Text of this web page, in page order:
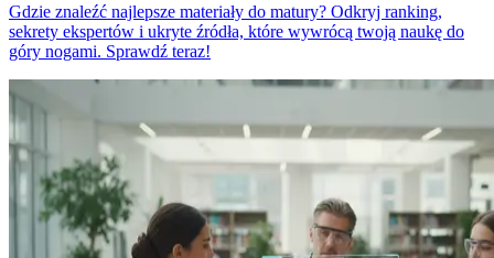
Gdzie znaleźć najlepsze materiały do matury? Odkryj ranking,
sekrety ekspertów i ukryte źródła, które wywrócą twoją naukę do
góry nogami. Sprawdź teraz!